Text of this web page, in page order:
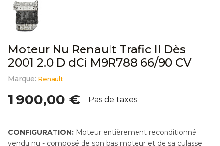
Moteur Nu Renault Trafic II Dès
2001 2.0 D dCi M9R788 66/90 CV
Marque: Renault
1 900,00 € Pas de taxes
CONFIGURATION: Moteur entièrement reconditionné
vendu nu - composé de son bas moteur et de sa culasse